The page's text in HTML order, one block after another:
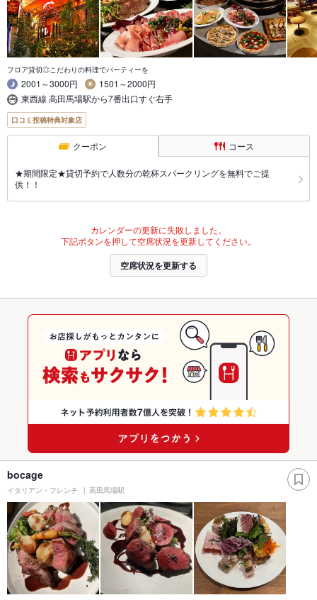
フロア貸切◎こだわりの料理でパーティーを
2001～3000円
1501～2000円
東西線 高田馬場駅から7番出口すぐ右手
口コミ投稿特典対象店
クーポン コース
★期間限定★貸切予約で人数分の乾杯スパークリングを無料でご提
供！！
カレンダーの更新に失敗しました。
下記ボタンを押して空席状況を更新してください。
空席状況を更新する
bocage
イタリアン・フレンチ 高田馬場駅